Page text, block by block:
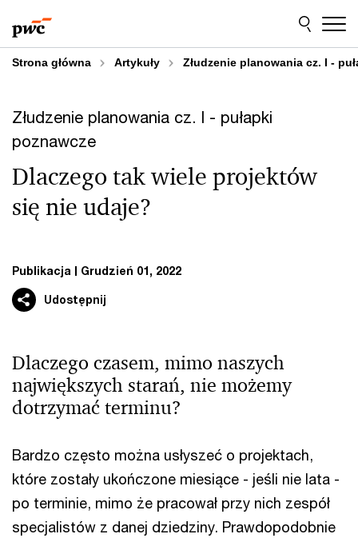
do
treści
do
stopki
Strona główna Artykuły Złudzenie planowania cz. I -
Złudzenie planowania cz. I - pułapki
poznawcze
Dlaczego tak wiele projektów
się nie udaje?
Publikacja Grudzień 01, 2022
Udostępnij
Dlaczego czasem, mimo naszych
największych starań, nie możemy
dotrzymać terminu?
Bardzo często można usłyszeć o projektach,
które zostały ukończone miesiące - jeśli nie lata -
po terminie, mimo że pracował przy nich zespół
specjalistów z danej dziedziny. Prawdopodobnie